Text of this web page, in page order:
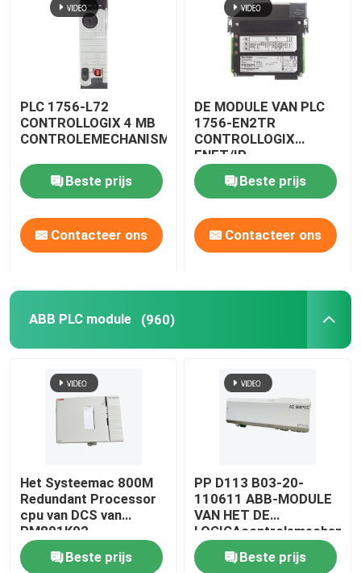
PLC 1756-L72
CONTROLLOGIX 4 MB
CONTROLEMECHANISMEmodule
Beste prijs
Contacteer ons
DE MODULE VAN PLC
1756-EN2TR
CONTROLLOGIX
ENET/IP
Beste prijs
Contacteer ons
ABB PLC module (960)
Het Systeemac 800M
Redundant Processor
cpu van DCS van
PM891K02
3BSE053242R1 ABB
ModuleBeste prijs
PP D113 B03-20-
110611 ABB-MODULE
VAN HET DE
VAN DCS DE
PROGRAMMEERBARE
Beste prijs